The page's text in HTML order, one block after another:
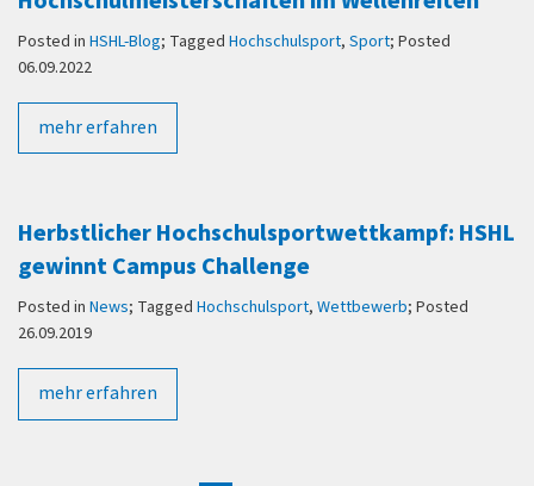
Posted in HSHL-Blog; Tagged Hochschulsport, Sport; Posted
06.09.2022
mehr erfahren
Herbstlicher Hochschulsportwettkampf: HSHL
gewinnt Campus Challenge
Posted in News; Tagged Hochschulsport, Wettbewerb; Posted
26.09.2019
mehr erfahren